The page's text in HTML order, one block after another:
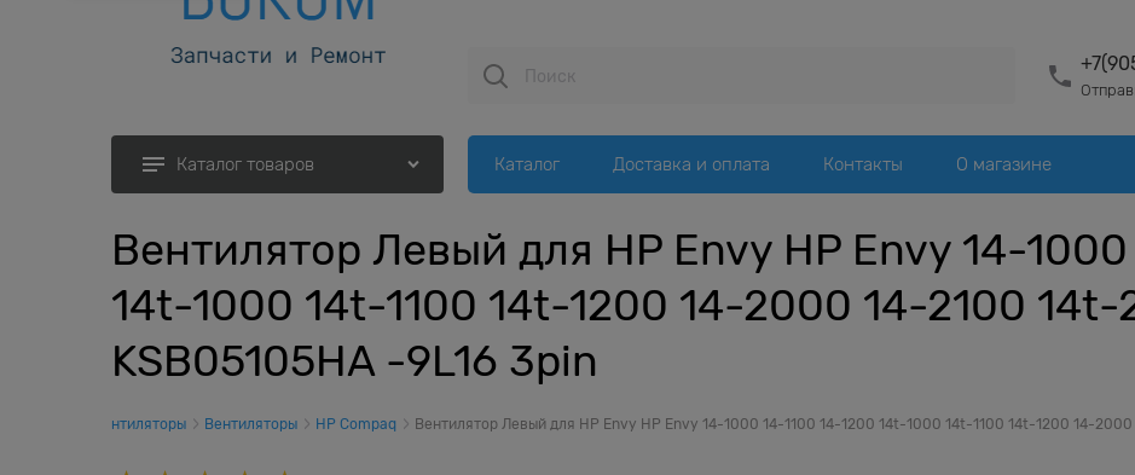
Каталог товаров Каталог Доставка и оплата Контакты О магазине
Вентилятор Левый для HP Envy HP Envy 14-
14t-1000 14t-1100 14t-1200 14-2000 14-2100
KSB05105HA -9L16 3pin
вентиляторы Вентиляторы HP Compaq Вентилятор Левый для HP Envy HP Envy 14-1000 14-1100 14-1200 14t-1000 14t-1100 14t-1200 14-